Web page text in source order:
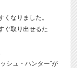
なりました。
ぐ取り出せるた
シュ・ハンター”が